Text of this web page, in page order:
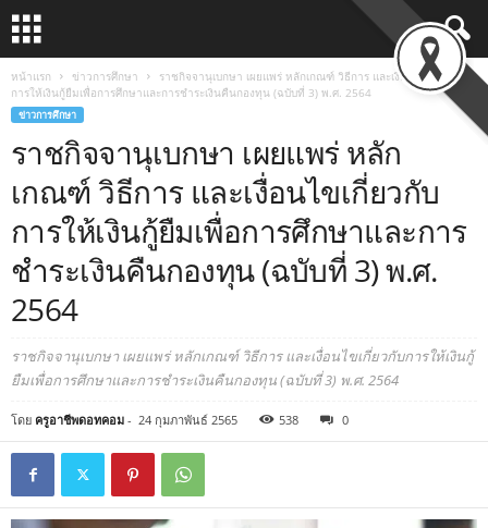
หน้าแรก ข่าวการศึกษา
ราชกิจจานุเบกษา เผยแพร่ หลักเกณฑ์ วิธีการ และเงื่อนไขเกี่ยวกับ
การให้เงินกู้ยืมเพื่อการศึกษาและการชำระเงินคืนกองทุน (ฉบับที่ 3) พ.ศ. 2564
ข่าวการศึกษา
ราชกิจจานุเบกษา เผยแพร่ หลัก
เกณฑ์ วิธีการ และเงื่อนไขเกี่ยวกับ
การให้เงินกู้ยืมเพื่อการศึกษาและการ
ชำระเงินคืนกองทุน (ฉบับที่ 3) พ.ศ.
2564
ราชกิจจานุเบกษา เผยแพร่ หลักเกณฑ์ วิธีการ และเงื่อนไขเกี่ยวกับการให้เงินกู้
ยืมเพื่อการศึกษาและการชำระเงินคืนกองทุน (ฉบับที่ 3) พ.ศ. 2564
โดย ครูอาชีพดอทคอม - 24 กุมภาพันธ์ 2565 538 0